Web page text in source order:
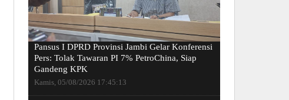
Pansus I DPRD Provinsi Jambi Gelar Konferensi
Pers: Tolak Tawaran PI 7% PetroChina, Siap
Gandeng KPK
Kamis, 05/08/2026 17:45:13